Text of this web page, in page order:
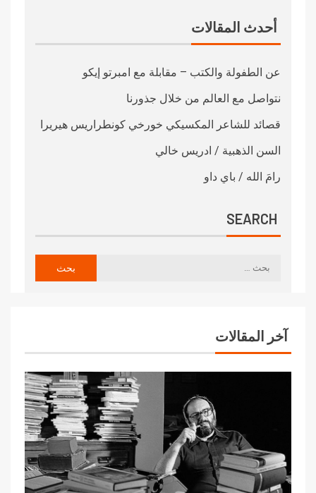
أحدث المقالات
عن الطفولة والكتب – مقابلة مع امبرتو إيكو
نتواصل مع العالم من خلال جذورنا
قصائد للشاعر المكسيكي خورخي كونطراريس هيريرا
السن الذهبية / ادريس خالي
رامَ الله / باي داو
SEARCH
آخر المقالات